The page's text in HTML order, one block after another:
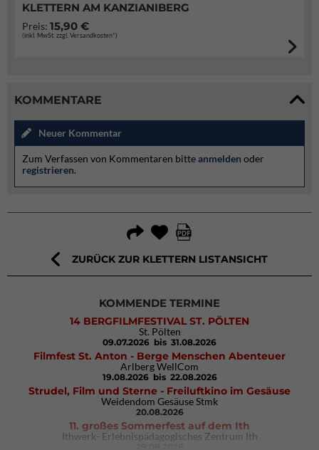
KLETTERN AM KANZIANIBERG
Preis: 15,90 €
(inkl. MwSt. zzgl. Versandkosten*)
KOMMENTARE
Neuer Kommentar
Zum Verfassen von Kommentaren bitteanmelden oder
registrieren.
ZURÜCK ZUR KLETTERN LISTANSICHT
KOMMENDE TERMINE
14 BERGFILMFESTIVAL ST. PÖLTEN
St. Pölten
09.07.2026 bis 31.08.2026
Filmfest St. Anton - Berge Menschen Abenteuer
Arlberg WellCom
19.08.2026 bis 22.08.2026
Strudel, Film und Sterne - Freiluftkino im Gesäuse
Weidendom Gesäuse Stmk
20.08.2026
11. großes Sommerfest auf dem Ith
Ithwerk- Erlebnispädagogisches Zentrum Ith